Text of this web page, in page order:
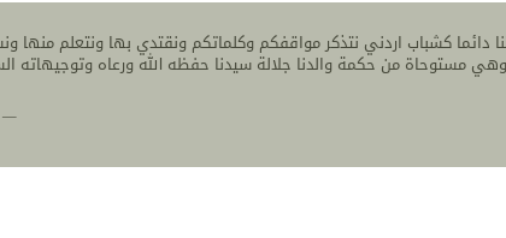
كشباب اردني نتذكر مواقفكم وكلماتكم ونقتدي بها ونتعلم منها